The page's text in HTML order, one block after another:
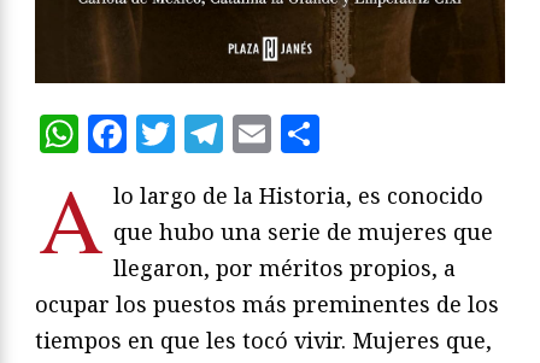
WhatsApp
Facebook
Twitter
Telegram
Email
A lo largo de la Historia, es conocido
que hubo una serie de mujeres que
llegaron, por méritos propios, a
ocupar los puestos más preminentes de los
tiempos en que les tocó vivir. Mujeres que,